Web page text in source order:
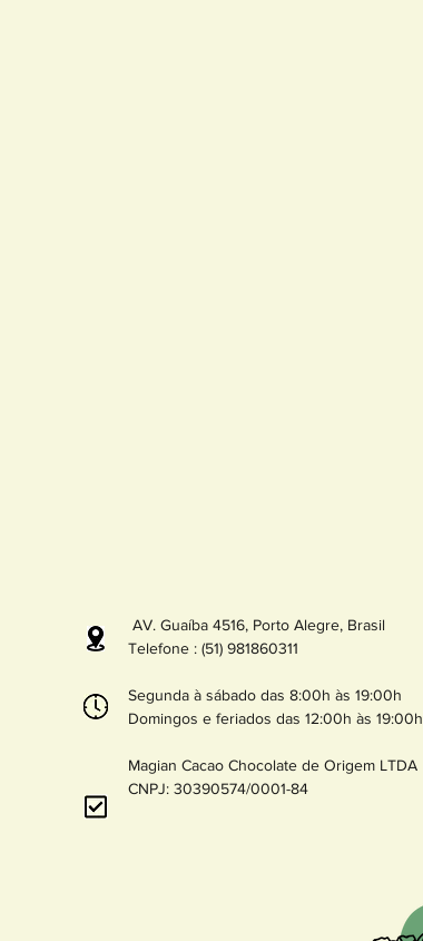
AV. Guaíba 4516, Porto Alegre, Brasil
Telefone : (51) 981860311
Segunda à sábado das 8:00h às 19:00h
Domingos e feriados das 12:00h às 19:00h
Magian Cacao Chocolate de Origem LTDA
CNPJ: 30390574/0001-84